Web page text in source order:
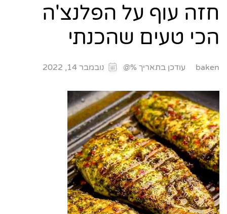
חזה עוף על הפלנצ'ה
הכי טעים שהכנתי
baken עודכן בתאריך %@ נובמבר 14, 2022